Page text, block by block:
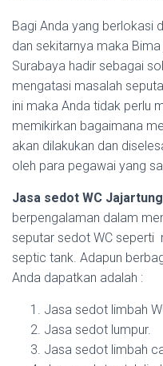
Bagi Anda yang berlokasi
dan sekitarnya maka
Surabaya hadir sebagai
mengatasi masalah
ini maka Anda tidak perlu
memikirkan bagaimana
akan dilakukan dan
oleh para pegawai yang
Jasa sedot WC
berpengalaman dalam
seputar sedot WC seperti
septic tank. Adapun
Anda dapatkan adalah :
Jasa sedot limbah
Jasa sedot lumpur.
Jasa sedot limbah